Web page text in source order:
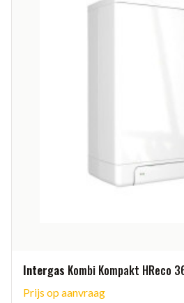
Intergas Kombi Kompakt HReco
Prijs op aanvraag